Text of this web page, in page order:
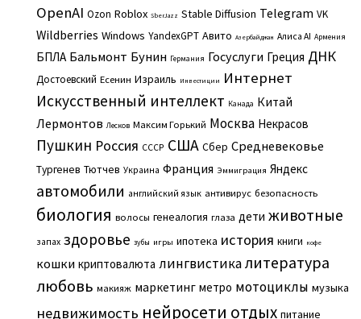
OpenAI Ozon Roblox SberJazz Stable Diffusion Telegram VK
Wildberries Windows YandexGPT Авито Азербайджан Алиса AI Армения
БПЛА Бальмонт Бунин Германия Госуслуги Греция ДНК
Достоевский Есенин Израиль Инвестиции Интернет
Искусственный интеллект Канада Китай
Лермонтов Лесков Максим Горький Москва Некрасов
Пушкин Россия СССР США Сбер Средневековье
Тургенев Тютчев Украина Франция Эммиграция Яндекс
автомобили английский язык антивирус безопасность
биология волосы генеалогия глаза дети животные
запах здоровье зубы игры ипотека история книги кофе
кошки криптовалюта лингвистикалитература
любовь макияж маркетинг метро мотоциклы музыка
недвижимость нейросети отдых питание